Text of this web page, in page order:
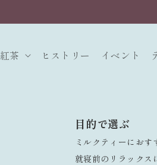
紅茶 ヒストリー イベント
目的で選ぶ
ミルクティーにおす
就寝前のリラックス